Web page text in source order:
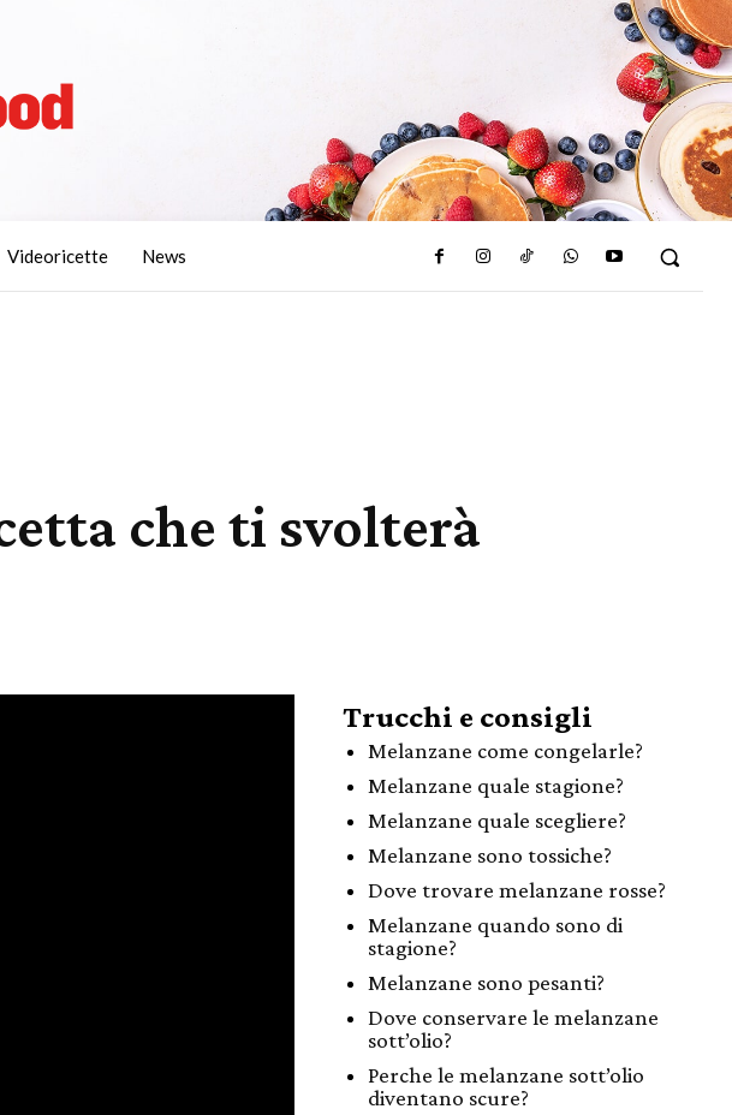
Videoricette News
che ti svolterà
Trucchi e consigli
Melanzane come congelarle?
Melanzane quale stagione?
Melanzane quale scegliere?
Melanzane sono tossiche?
Dove trovare melanzane rosse?
Melanzane quando sono di
stagione?
Melanzane sono pesanti?
Dove conservare le melanzane
sott’olio?
Perche le melanzane sott’olio
diventano scure?